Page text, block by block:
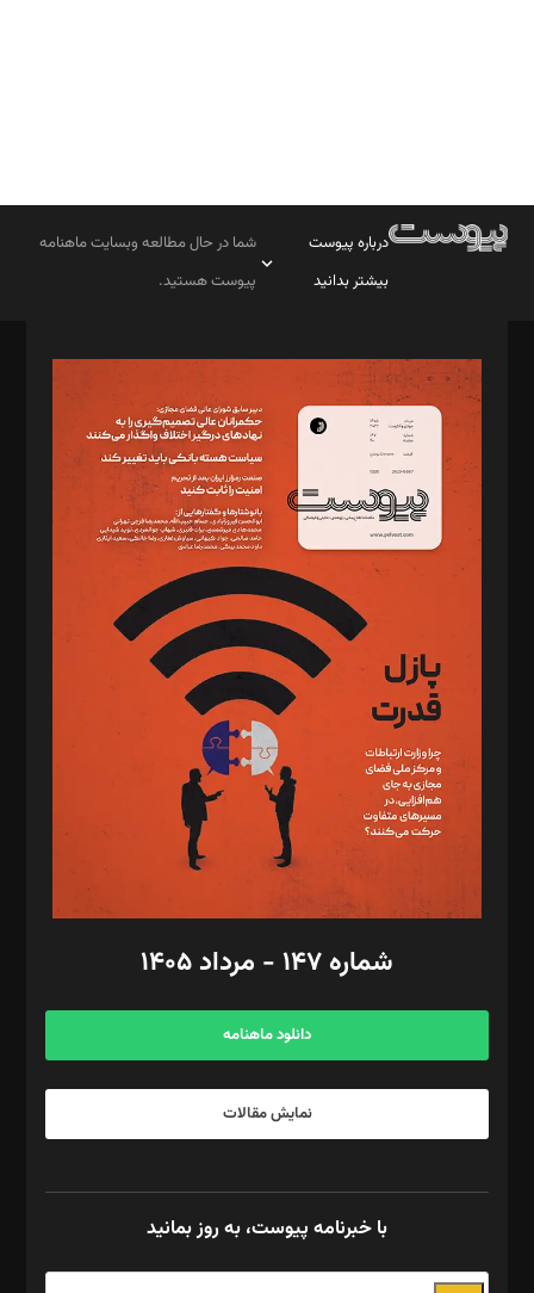
درباره پیوست
بیشتر بدانید
شما در حال مطالعه وبسایت ماهنامه
پیوست هستید.
مدیر مسئول: محمدباقر اثنی‌عشری
سردبیر: مهرک محمودی
دبیر تحریریه: میثم قاسمی
د‌بیر ناداستان: سمانه سمیع
د‌بیر خدمت و تجارت: ابوالفضل رجبی
د‌بیر حقوق فناوری: حسام‌الدین ایپکچی
د‌بیر پیوست جهان: مینا پاکدل
د‌بیر تحریریه آنلاین: بابک نقاش
تحریریه‌: مجتبی محمود‌ی، آرش برهمند، یسنا امان‌پور، سروش کرمیان،
مصطفی مسجدی آرانی، ابوالفضل رجبی، زهرا فکرانه، فائزه فتحی
رستمی،مصطفی باستان
ویرایش: نگار استاد‌‌آقا
طراح یونیفرم: مجید توکلی
فیلمبرداری و عکاسی: امیر شفیعی، مانی لطفی زاده
گرافیک و صفحه‌آرایی: سید‌سبحان‌علی ثابت
مد‌یر توسعه تجاری: کامبیز برید‌
امور مالی: شاپور رهبری، محمد‌ کاظمی‌نیا
آگهی و مشترکین: ۰۹۱۹۹۹۹۰۴۵۴
شماره ۱۴۷ - مرداد ۱۴۰۵
دانلود ماهنامه
نمایش مقالات
با خبرنامه پیوست، به روز بمانید